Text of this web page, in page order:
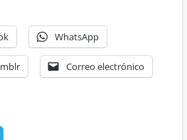
WhatsApp
Correo electrónico